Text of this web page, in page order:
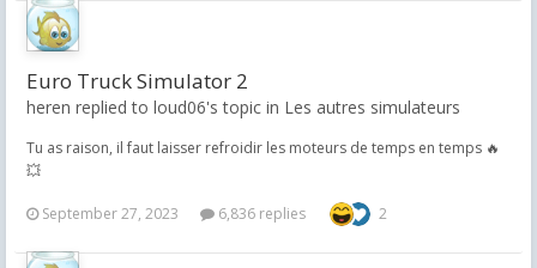
Euro Truck Simulator 2
heren replied to loud06's topic in Les autres simulateurs
Tu as raison, il faut laisser refroidir les moteurs de temps en temps 🔥
💥
September 27, 2023 6,836 replies 2